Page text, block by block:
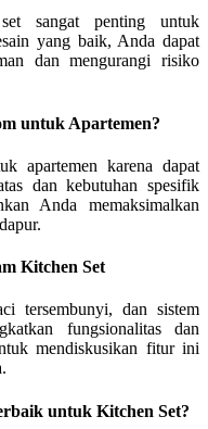
sangat penting untuk
yang baik, Anda dapat
dan mengurangi risiko
untuk Apartemen?
apartemen karena dapat
dan kebutuhan spesifik
Anda memaksimalkan
Kitchen Set
tersembunyi, dan sistem
fungsionalitas dan
mendiskusikan fitur ini
untuk Kitchen Set?